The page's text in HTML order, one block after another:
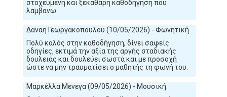
στοχευμενη και ξεκαθαρη καθοδηγηση που
λαμβανω.
Δαναη Γεωργακοπουλου (10/05/2026) - Φωνητική
Πολύ καλός στην καθοδήγηση, δίνει σαφείς
οδηγίες, εκτιμά την αξία της αργής σταδιακής
δουλειάς και δουλεύει σωστά και με προσοχή
ώστε να μην τραυματίσει ο μαθητής τη φωνή του.
Μαρκέλλα Μενεγα (09/05/2026) - Μουσική.